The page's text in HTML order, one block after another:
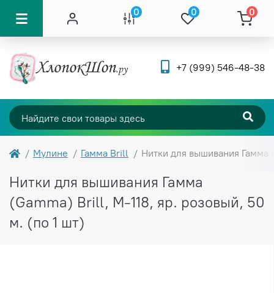
0 0 0
+7 (999) 546-48-38
Мулине Гамма Brill Нитки для вышивания
Нитки для вышивания Гамма
(Gamma) Brill, М-118, яр. розовый, 50
м. (по 1 шт)